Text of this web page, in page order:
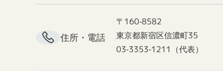
住所・電話
〒160-8582
東京都新宿区信濃町35
03-3353-1211（代表）